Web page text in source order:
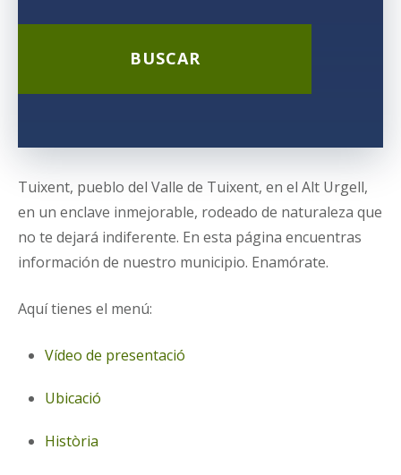
Tuixent, pueblo del Valle de Tuixent, en el Alt Urgell,
en un enclave inmejorable, rodeado de naturaleza que
no te dejará indiferente. En esta página encuentras
información de nuestro municipio. Enamórate.
Aquí tienes el menú:
Vídeo de presentació
Ubicació
Història